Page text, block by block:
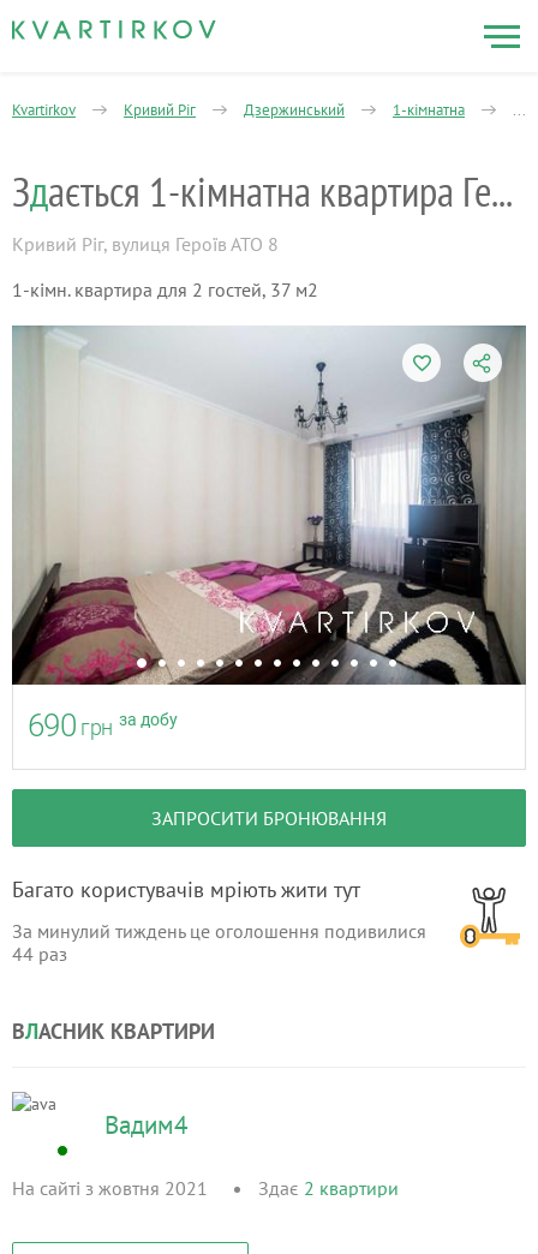
Kvartirkov Кривий Ріг Дзержинський 1-кімнатна
Зд ається 1-кімнатна квартира Героїв АТО
Кривий Ріг, вулиця Героїв АТО 8
1-кімн. квартира для 2 гостей, 37 м2
690 грн за добу
ЗАПРОСИТИ БРОНЮВАННЯ
Багато користувачів мріють жити тут
За минулий тиждень це оголошення подивилися
44 раз
ВЛАСНИК КВАРТИРИ
Вадим4
На сайті з жовтня 2021 Здає 2 квартири